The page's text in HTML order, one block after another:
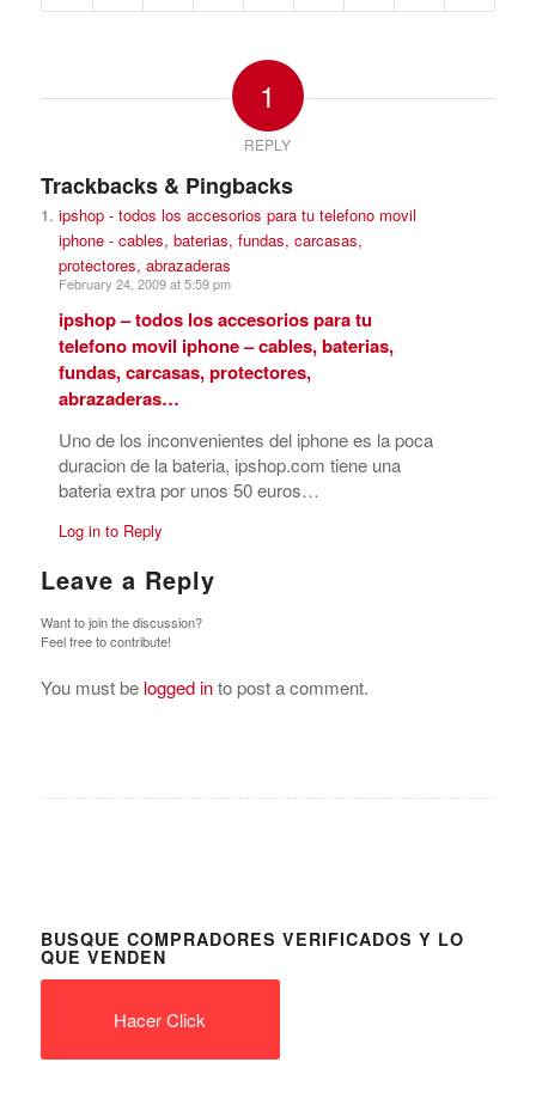
1
REPLY
Trackbacks & Pingbacks
ipshop - todos los accesorios para tu telefono movil
iphone - cables, baterias, fundas, carcasas,
protectores, abrazaderas
February 24, 2009 at 5:59 pm
ipshop – todos los accesorios para tu
telefono movil iphone – cables, baterias,
fundas, carcasas, protectores,
abrazaderas…
Uno de los inconvenientes del iphone es la poca
duracion de la bateria, ipshop.com tiene una
bateria extra por unos 50 euros…
Log in to Reply
Leave a Reply
Want to join the discussion?
Feel free to contribute!
You must be logged into post a comment.
BUSQUE COMPRADORES VERIFICADOS Y LO
QUE VENDEN
Hacer Click